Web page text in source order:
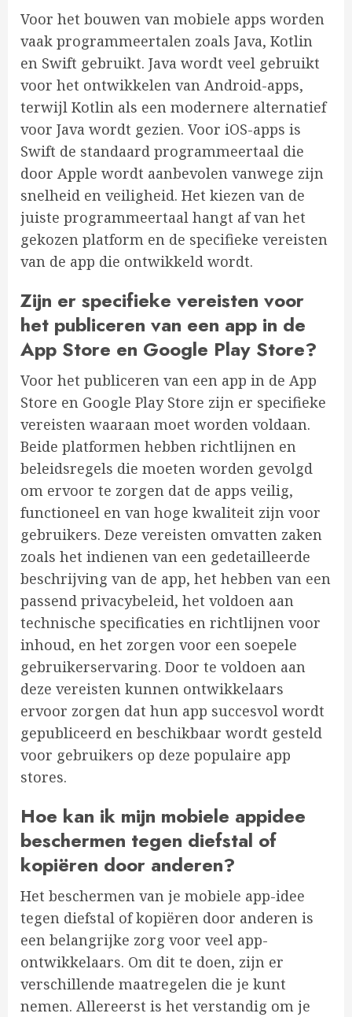
Voor het bouwen van mobiele apps worden
vaak programmeertalen zoals Java, Kotlin
en Swift gebruikt. Java wordt veel gebruikt
voor het ontwikkelen van Android-apps,
terwijl Kotlin als een modernere alternatief
voor Java wordt gezien. Voor iOS-apps is
Swift de standaard programmeertaal die
door Apple wordt aanbevolen vanwege zijn
snelheid en veiligheid. Het kiezen van de
juiste programmeertaal hangt af van het
gekozen platform en de specifieke vereisten
van de app die ontwikkeld wordt.
Zijn er specifieke vereisten voor
het publiceren van een app in de
App Store en Google Play Store?
Voor het publiceren van een app in de App
Store en Google Play Store zijn er specifieke
vereisten waaraan moet worden voldaan.
Beide platformen hebben richtlijnen en
beleidsregels die moeten worden gevolgd
om ervoor te zorgen dat de apps veilig,
functioneel en van hoge kwaliteit zijn voor
gebruikers. Deze vereisten omvatten zaken
zoals het indienen van een gedetailleerde
beschrijving van de app, het hebben van een
passend privacybeleid, het voldoen aan
technische specificaties en richtlijnen voor
inhoud, en het zorgen voor een soepele
gebruikerservaring. Door te voldoen aan
deze vereisten kunnen ontwikkelaars
ervoor zorgen dat hun app succesvol wordt
gepubliceerd en beschikbaar wordt gesteld
voor gebruikers op deze populaire app
stores.
Hoe kan ik mijn mobiele appidee
beschermen tegen diefstal of
kopiëren door anderen?
Het beschermen van je mobiele app-idee
tegen diefstal of kopiëren door anderen is
een belangrijke zorg voor veel app-
ontwikkelaars. Om dit te doen, zijn er
verschillende maatregelen die je kunt
nemen. Allereerst is het verstandig om je